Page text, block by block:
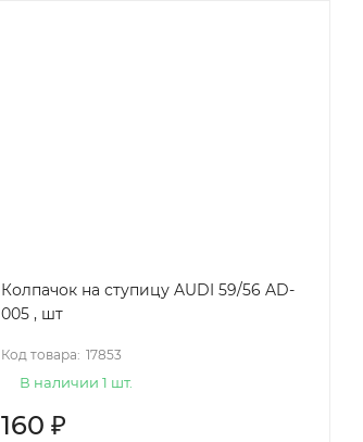
Колпачок на ступицу AUDI 59/56 AD-
005 , шт
Код товара: 17853
В наличии 1 шт.
160₽